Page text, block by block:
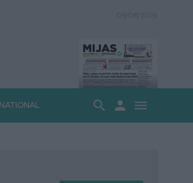
search person menu